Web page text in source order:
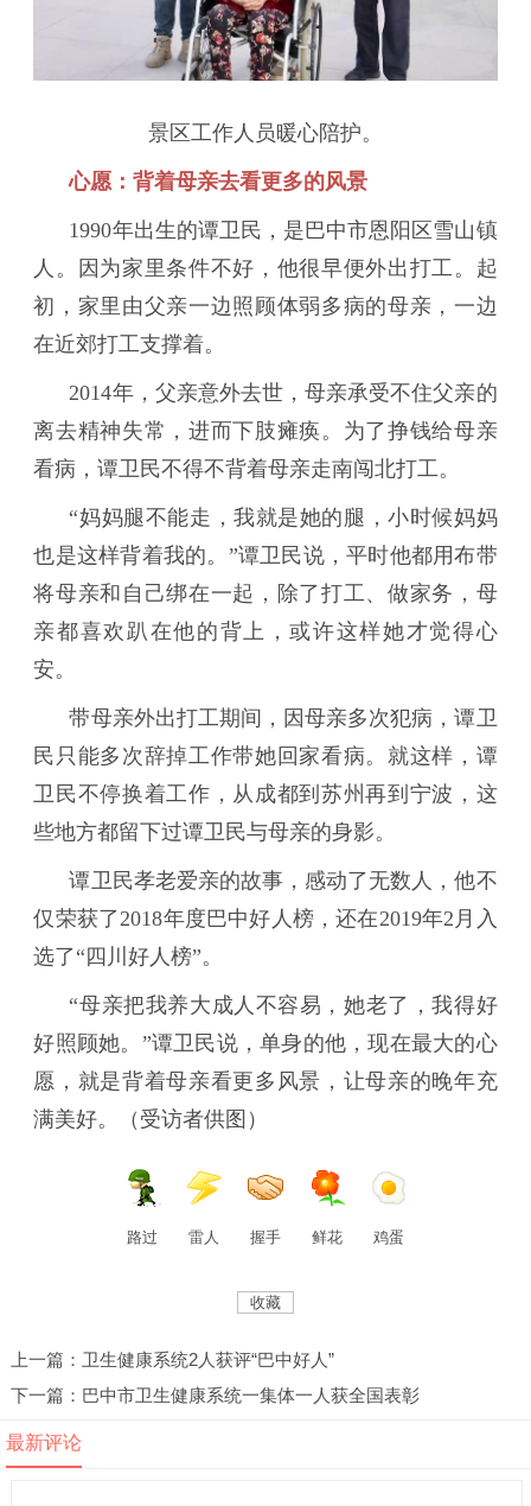
景区工作人员暖心陪护。
心愿：背着母亲去看更多的风景
1990年出生的谭卫民，是巴中市恩阳区雪山镇
人。因为家里条件不好，他很早便外出打工。起
初，家里由父亲一边照顾体弱多病的母亲，一边
在近郊打工支撑着。
2014年，父亲意外去世，母亲承受不住父亲的
离去精神失常，进而下肢瘫痪。为了挣钱给母亲
看病，谭卫民不得不背着母亲走南闯北打工。
“妈妈腿不能走，我就是她的腿，小时候妈妈
也是这样背着我的。”谭卫民说，平时他都用布带
将母亲和自己绑在一起，除了打工、做家务，母
亲都喜欢趴在他的背上，或许这样她才觉得心
安。
带母亲外出打工期间，因母亲多次犯病，谭卫
民只能多次辞掉工作带她回家看病。就这样，谭
卫民不停换着工作，从成都到苏州再到宁波，这
些地方都留下过谭卫民与母亲的身影。
谭卫民孝老爱亲的故事，感动了无数人，他不
仅荣获了2018年度巴中好人榜，还在2019年2月入
选了“四川好人榜”。
“母亲把我养大成人不容易，她老了，我得好
好照顾她。”谭卫民说，单身的他，现在最大的心
愿，就是背着母亲看更多风景，让母亲的晚年充
满美好。（受访者供图）
路过 雷人 握手 鲜花 鸡蛋
收藏
上一篇：卫生健康系统2人获评“巴中好人”
下一篇：巴中市卫生健康系统一集体一人获全国表彰
最新评论